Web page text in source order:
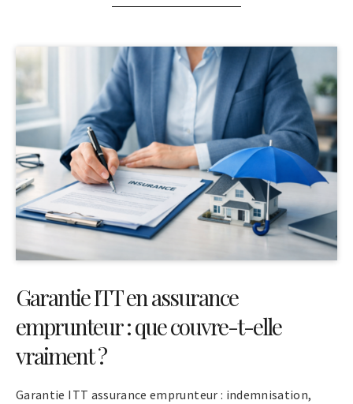
Garantie ITT en assurance
emprunteur : que couvre-t-elle
vraiment ?
Garantie ITT assurance emprunteur : indemnisation,